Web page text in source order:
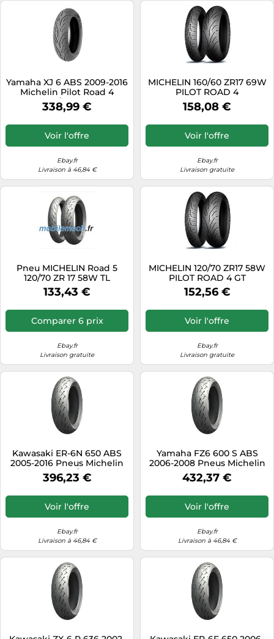
Yamaha XJ 6 ABS 2009-2016
Michelin Pilot Road 4
160/60ZR17
338,99 €
Voir l'offre
Ebay.fr
Livraison à 46,84 €
MICHELIN 160/60 ZR17 69W
PILOT ROAD 4
158,08 €
Voir l'offre
Ebay.fr
Livraison gratuite
Pneu MICHELIN Road 5
120/70 ZR 17 58W TL
133,43 €
Comparer 6 prix
Ebay.fr
Livraison gratuite
MICHELIN 120/70 ZR17 58W
PILOT ROAD 4 GT
152,56 €
Voir l'offre
Ebay.fr
Livraison gratuite
Kawasaki ER-6N 650 ABS
2005-2016 Pneus Michelin
Road 5 160/60-17 |
160/60ZR17
396,23 €
Voir l'offre
Ebay.fr
Livraison à 46,84 €
Yamaha FZ6 600 S ABS
2006-2008 Pneus Michelin
Road 5 180/55-17 |
180/55ZR17
432,37 €
Voir l'offre
Ebay.fr
Livraison à 46,84 €